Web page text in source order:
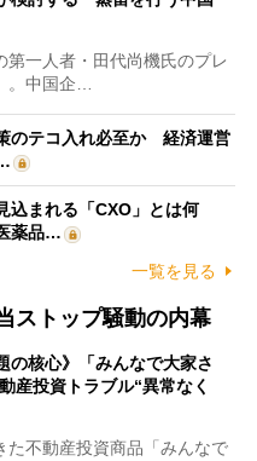
一人者・田代尚機氏のプレ
。中国企…
のテコ入れ必至か 経済運営
込まれる「CXO」とは何
薬品…
一覧を見る
ストップ騒動の内幕
の核心》「みんなで大家さ
産投資トラブル“異常なく
不動産投資商品「みんなで